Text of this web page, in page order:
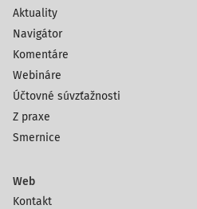
Aktuality
Navigátor
Komentáre
Webináre
Účtovné súvzťažnosti
Z praxe
Smernice
Web
Kontakt